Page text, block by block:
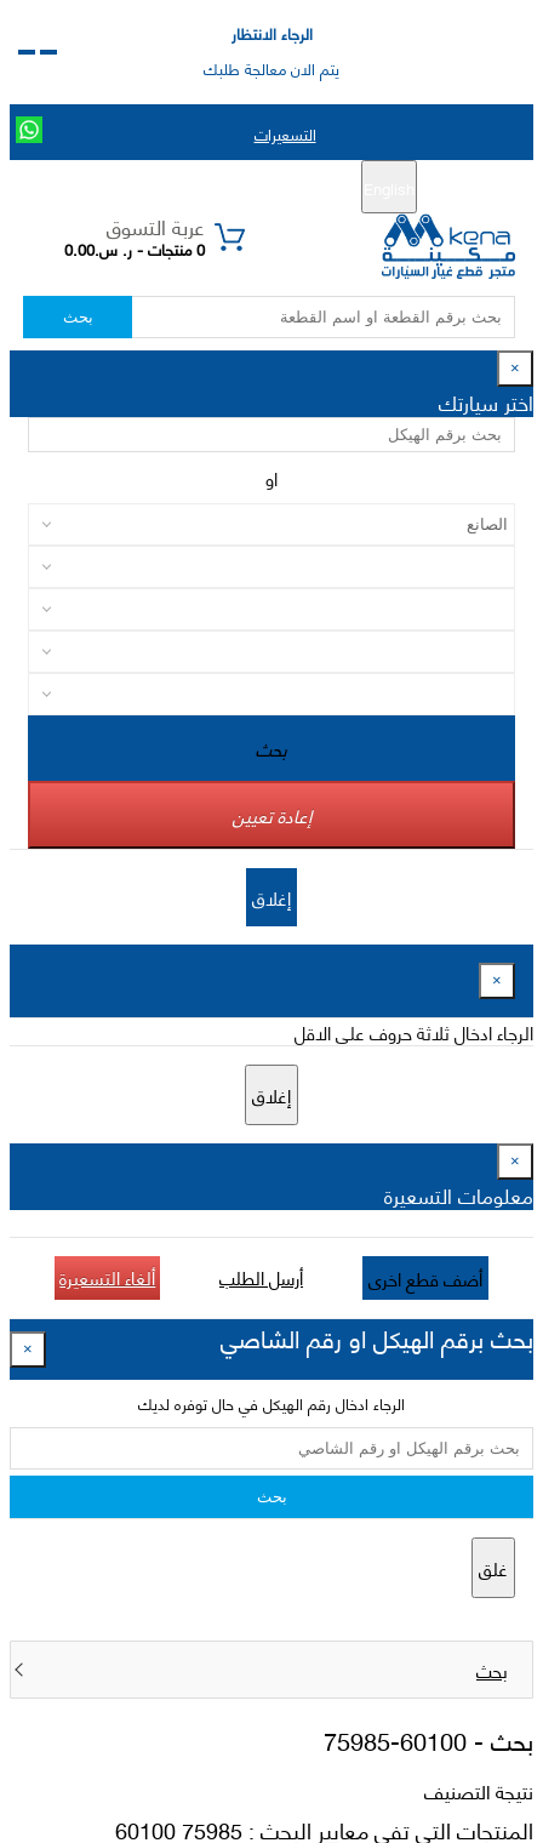
الرجاء الانتظار
يتم الان معالجة طلبك
التسعيرات
عربة التسوق
0 منتجات - ر. س.0.00
بحث
×
اختر سيارتك
او
بحث
إعادة تعيين
إغلاق
×
الرجاء ادخال ثلاثة حروف على الاقل
إغلاق
×
معلومات التسعيرة
أضف قطع اخرى أرسل الطلب ألغاء التسعيرة
بحث برقم الهيكل او رقم الشاصي ×
الرجاء ادخال رقم الهيكل في حال توفره لديك
بحث
غلق
بحث
بحث -75985-60100
نتيجة التصنيف
المنتجات التي تفي معايير البحث : 75985 60100